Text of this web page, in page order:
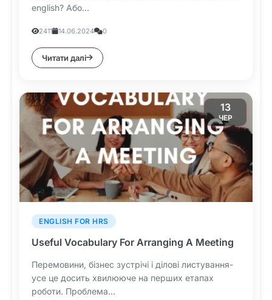
english? Або...
2411 14.06.2024 0
Читати далі
13
ЧЕР
ENGLISH FOR HRS
Useful Vocabulary For Arranging A Meeting
Перемовини, бізнес зустрічі і ділові листування-
усе це досить хвилююче на перших етапах
роботи. Проблема...